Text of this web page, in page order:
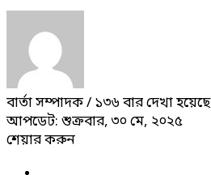
বার্তা সম্পাদক/ ১৩৬ বার দেখা হয়েছে
আপডেট: শুক্রবার, ৩০ মে, ২০২৫
শেয়ার করুন